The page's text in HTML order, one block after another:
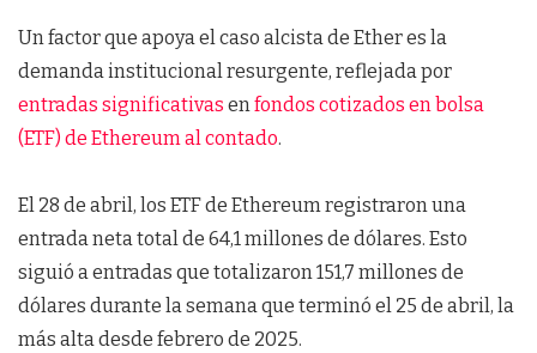
Un factor que apoya el caso alcista de Ether es la
demanda institucional resurgente, reflejada por
entradas significativas enfondos cotizados en bolsa
(ETF) de Ethereum al contado.
El 28 de abril, los ETF de Ethereum registraron una
entrada neta total de 64,1 millones de dólares. Esto
siguió a entradas que totalizaron 151,7 millones de
dólares durante la semana que terminó el 25 de abril, la
más alta desde febrero de 2025.